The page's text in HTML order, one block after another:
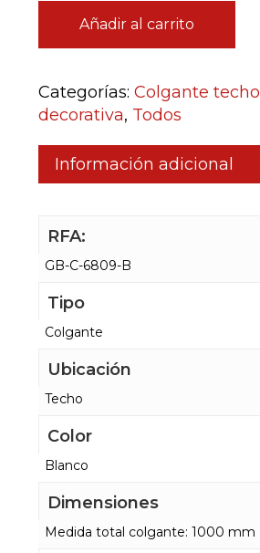
Añadir al carrito
Categorías: Colgante techo
decorativa, Todos
Información adicional
RFA:
GB-C-6809-B
Tipo
Colgante
Ubicación
Techo
Color
Blanco
Dimensiones
Medida total colgante: 1000 mm